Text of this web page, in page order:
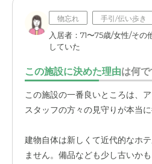
物忘れ 手引/伝い歩き
入居者：71〜75歳/女性/その
していた
この施設に決めた理由は何で
この施設の一番良いところは、
スタッフの方々の見守りが本当
建物自体は新しくて近代的なホ
ません。備品なども少し古いか